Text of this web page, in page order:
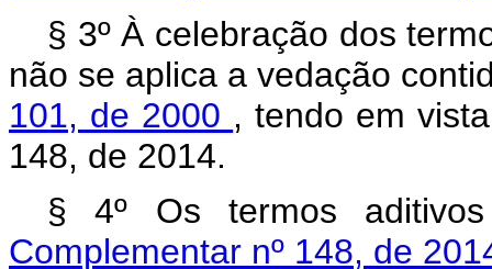
§ 3º À celebração dos
não se aplica a vedação
101, de 2000 , tendo em
148, de 2014.
§ 4º Os termos
Complementar nº 148, de